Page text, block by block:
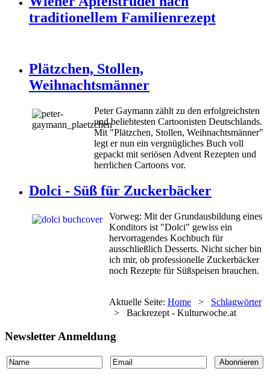
traditionellem Familienrezept
Plätzchen, Stollen,
Weihnachtsmänner
Peter Gaymann zählt zu den erfolgreichsten
und beliebtesten Cartoonisten Deutschlands.
Mit "Plätzchen, Stollen, Weihnachtsmänner"
legt er nun ein vergnügliches Buch voll
gepackt mit seriösen Advent Rezepten und
herrlichen Cartoons vor.
Dolci - Süß für Zuckerbäcker
Vorweg: Mit der Grundausbildung eines
Konditors ist "Dolci" gewiss ein
hervorragendes Kochbuch für
ausschließlich Desserts. Nicht sicher bin
ich mir, ob professionelle Zuckerbäcker
noch Rezepte für Süßspeisen brauchen.
Aktuelle Seite: Home > Schlagwörter
> Backrezept - Kulturwoche.at
Newsletter Anmeldung